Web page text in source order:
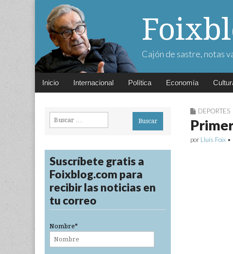
Cajón de sastre, notas
Main
Skip
Inicio Internacional Política Economía
DEPORTES
por Lluís Foix •
Buscar:
Suscríbete gratis a
Foixblog.com para
recibir las noticias en
tu correo
Nombre*